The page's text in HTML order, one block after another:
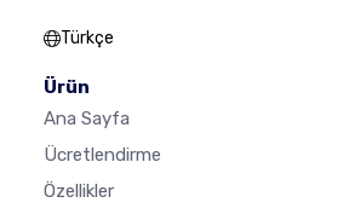
Türkçe
Ürün
Ana Sayfa
Ücretlendirme
Özellikler